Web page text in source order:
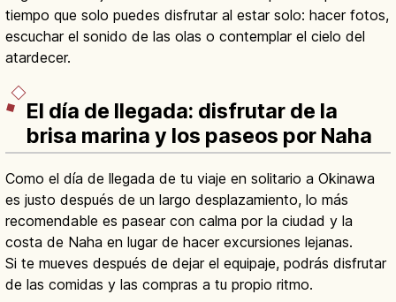
tiempo que solo puedes disfrutar al estar solo: hacer fotos,
escuchar el sonido de las olas o contemplar el cielo del
atardecer.
El día de llegada: disfrutar de la
brisa marina y los paseos por Naha
Como el día de llegada de tu viaje en solitario a Okinawa
es justo después de un largo desplazamiento, lo más
recomendable es pasear con calma por la ciudad y la
costa de Naha en lugar de hacer excursiones lejanas.
Si te mueves después de dejar el equipaje, podrás disfrutar
de las comidas y las compras a tu propio ritmo.